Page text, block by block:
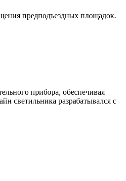
предподъездных площадок.
прибора, обеспечивая
светильника разрабатывался с